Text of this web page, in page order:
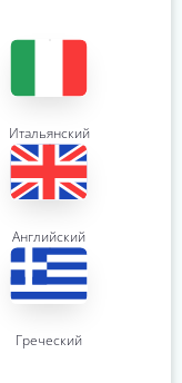
Итальянский
Английский
Греческий